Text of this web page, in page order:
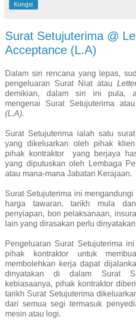
Kongsi
Surat Setujuterima @
Acceptance (L.A)
Dalam siri rencana yang lepas,
pengeluaran Surat Niat atau
demikian, dalam siri ini pula,
mengenai Surat Setujuterima
(L.A).
Surat Setujuterima ialah satu
yang dikeluarkan oleh pihak
pihak kontraktor
yang berjaya
yang diputuskan oleh Lembaga
atau mana-mana Jabatan Kerajaan.
Surat Setujuterima ini
harga tawaran, tarikh mula
penyiapan, bon pelaksanaan,
lain yang dirasakan perlu
Pengeluaran Surat Setujuterima
pihak kontraktor untuk
membolehkan kerja dapat
dinyatakan di dalam Surat
kebiasaanya, pihak kontraktor
tarikh Surat Setujuterima
dari semua segi termasuk
mesin atau logi.